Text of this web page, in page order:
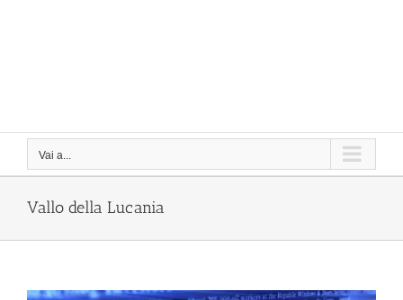
Vai a...
Vallo della Lucania